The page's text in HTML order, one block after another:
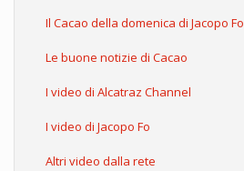
Il Cacao della domenica di Jacopo Fo
Le buone notizie di Cacao
I video di Alcatraz Channel
I video di Jacopo Fo
Altri video dalla rete